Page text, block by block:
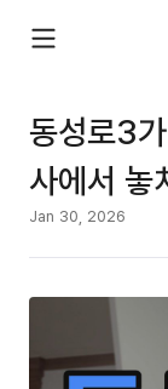
동성로3
사에서 놓
Jan 30, 2026